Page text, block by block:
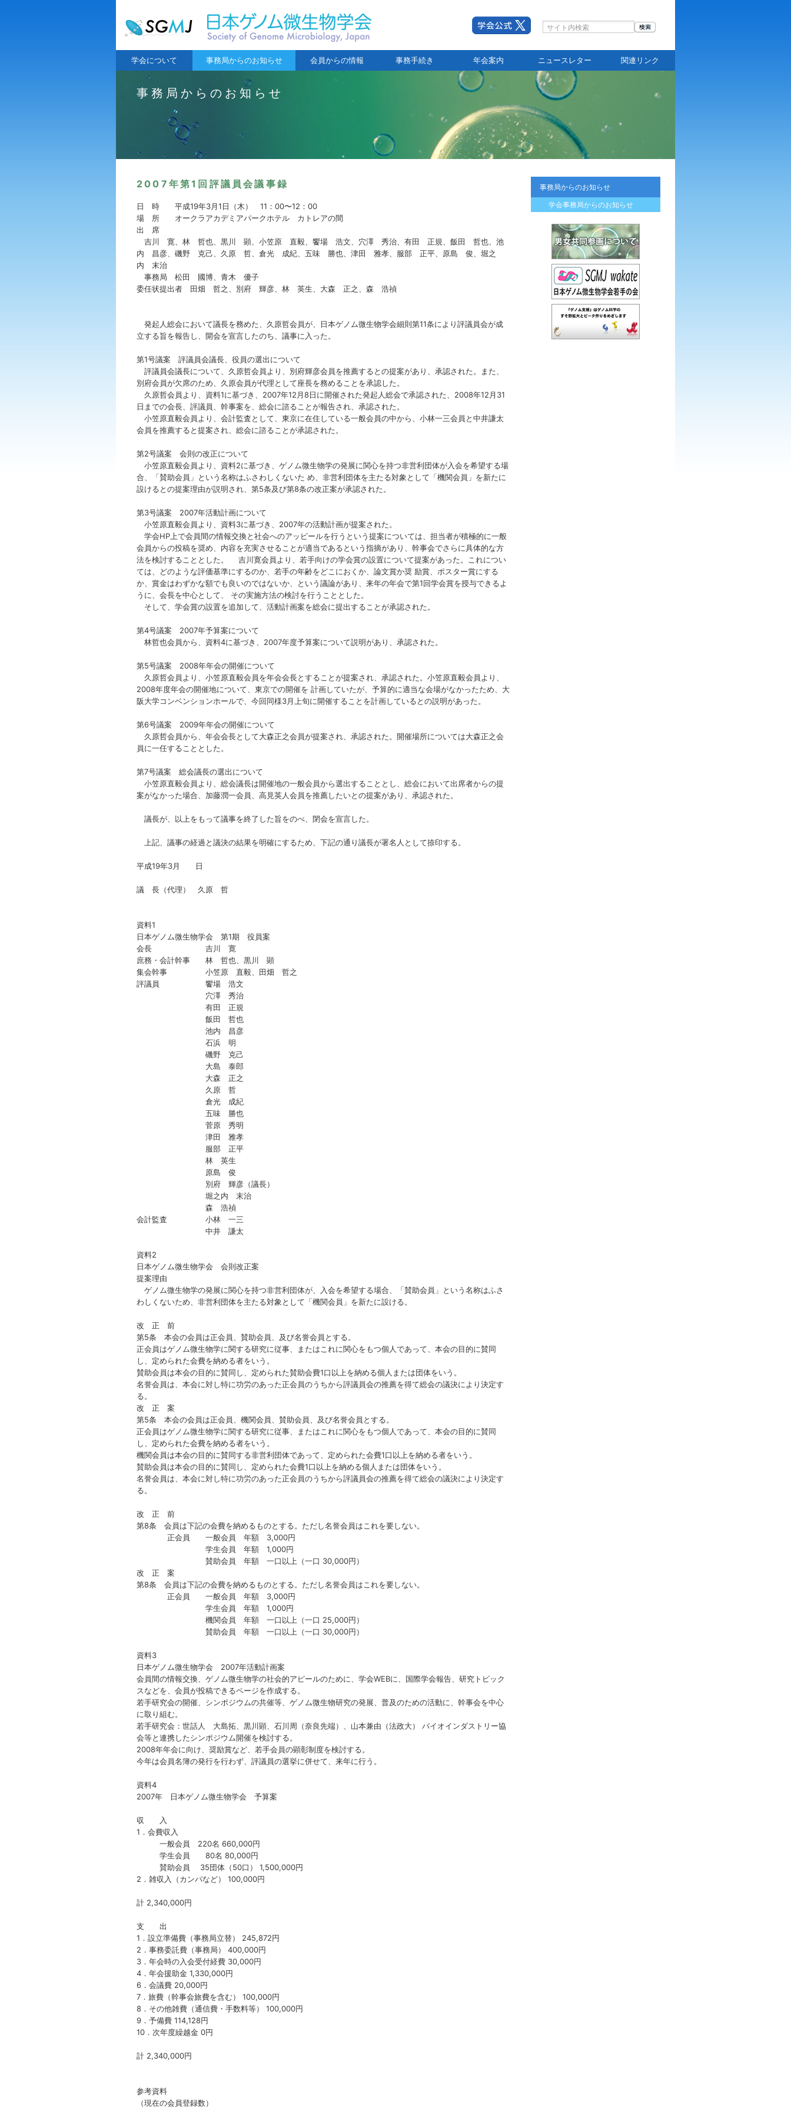
学会について 事務局からのお知らせ 会員からの情報 事務手続き 年会案内 ニュースレター 関連リンク
事務局からのお知らせ
事務局からのお知らせ
学会事務局からのお知らせ
2007年第1回評議員会議事録
日 時 平成19年3月1日（木） 11：00〜12：00
場 所 オークラアカデミアパークホテル カトレアの間
出 席
吉川 寛、林 哲也、黒川 顕、小笠原 直毅、饗場 浩文、穴澤 秀治、有田 正規、飯田 哲也、池
内 昌彦、磯野 克己、久原 哲、倉光 成紀、五味 勝也、津田 雅孝、服部 正平、原島 俊、堀之
内 末治
事務局 松田 國博、青木 優子
委任状提出者 田畑 哲之、別府 輝彦、林 英生、大森 正之、森 浩禎
発起人総会において議長を務めた、久原哲会員が、日本ゲノム微生物学会細則第11条により評議員会が成
立する旨を報告し、開会を宣言したのち、議事に入った。
第1号議案 評議員会議長、役員の選出について
評議員会議長について、久原哲会員より、別府輝彦会員を推薦するとの提案があり、承認された。また、
別府会員が欠席のため、久原会員が代理として座長を務めることを承認した。
久原哲会員より、資料1に基づき、2007年12月8日に開催された発起人総会で承認された、2008年12月31
日までの会長、評議員、幹事案を、総会に諮ることが報告され、承認された。
小笠原直毅会員より、会計監査として、東京に在住している一般会員の中から、小林一三会員と中井謙太
会員を推薦すると提案され、総会に諮ることが承認された。
第2号議案 会則の改正について
小笠原直毅会員より、資料2に基づき、ゲノム微生物学の発展に関心を持つ非営利団体が入会を希望する場
合、「賛助会員」という名称はふさわしくないた め、非営利団体を主たる対象として「機関会員」を新たに
設けるとの提案理由が説明され、第5条及び第8条の改正案が承認された。
第3号議案 2007年活動計画について
小笠原直毅会員より、資料3に基づき、2007年の活動計画が提案された。
学会HP上で会員間の情報交換と社会へのアッピールを行うという提案については、担当者が積極的に一般
会員からの投稿を奨め、内容を充実させることが適当であるという指摘があり、幹事会でさらに具体的な方
法を検討することとした。 吉川寛会員より、若手向けの学会賞の設置について提案があった。これについ
ては、どのような評価基準にするのか、若手の年齢をどこにおくか、論文賞か奨 励賞、ポスター賞にする
か、賞金はわずかな額でも良いのではないか、という議論があり、来年の年会で第1回学会賞を授与できるよ
うに、会長を中心として、 その実施方法の検討を行うこととした。
そして、学会賞の設置を追加して、活動計画案を総会に提出することが承認された。
第4号議案 2007年予算案について
林哲也会員から、資料4に基づき、2007年度予算案について説明があり、承認された。
第5号議案 2008年年会の開催について
久原哲会員より、小笠原直毅会員を年会会長とすることが提案され、承認された。小笠原直毅会員より、
2008年度年会の開催地について、東京での開催を 計画していたが、予算的に適当な会場がなかったため、大
阪大学コンベンションホールで、今回同様3月上旬に開催することを計画しているとの説明があった。
第6号議案 2009年年会の開催について
久原哲会員から、年会会長として大森正之会員が提案され、承認された。開催場所については大森正之会
員に一任することとした。
第7号議案 総会議長の選出について
小笠原直毅会員より、総会議長は開催地の一般会員から選出することとし、総会において出席者からの提
案がなかった場合、加藤潤一会員、高見英人会員を推薦したいとの提案があり、承認された。
議長が、以上をもって議事を終了した旨をのべ、閉会を宣言した。
上記、議事の経過と議決の結果を明確にするため、下記の通り議長が署名人として捺印する。
平成19年3月 日
議 長（代理） 久原 哲
資料1
日本ゲノム微生物学会 第1期 役員案
会長 吉川 寛
庶務・会計幹事 林 哲也、黒川 顕
集会幹事 小笠原 直毅、田畑 哲之
評議員 饗場 浩文
穴澤 秀治
有田 正規
飯田 哲也
池内 昌彦
石浜 明
磯野 克己
大島 泰郎
大森 正之
久原 哲
倉光 成紀
五味 勝也
菅原 秀明
津田 雅孝
服部 正平
林 英生
原島 俊
別府 輝彦（議長）
堀之内 末治
森 浩禎
会計監査 小林 一三
中井 謙太
資料2
日本ゲノム微生物学会 会則改正案
提案理由
ゲノム微生物学の発展に関心を持つ非営利団体が、入会を希望する場合、「賛助会員」という名称はふさ
わしくないため、非営利団体を主たる対象として「機関会員」を新たに設ける。
改 正 前
第5条 本会の会員は正会員、賛助会員、及び名誉会員とする。
正会員はゲノム微生物学に関する研究に従事、またはこれに関心をもつ個人であって、本会の目的に賛同
し、定められた会費を納める者をいう。
賛助会員は本会の目的に賛同し、定められた賛助会費1口以上を納める個人または団体をいう。
名誉会員は、本会に対し特に功労のあった正会員のうちから評議員会の推薦を得て総会の議決により決定す
る。
改 正 案
第5条 本会の会員は正会員、機関会員、賛助会員、及び名誉会員とする。
正会員はゲノム微生物学に関する研究に従事、またはこれに関心をもつ個人であって、本会の目的に賛同
し、定められた会費を納める者をいう。
機関会員は本会の目的に賛同する非営利団体であって、定められた会費1口以上を納める者をいう。
賛助会員は本会の目的に賛同し、定められた会費1口以上を納める個人または団体をいう。
名誉会員は、本会に対し特に功労のあった正会員のうちから評議員会の推薦を得て総会の議決により決定す
る。
改 正 前
第8条 会員は下記の会費を納めるものとする。ただし名誉会員はこれを要しない。
正会員 一般会員 年額 3,000円
学生会員 年額 1,000円
賛助会員 年額 一口以上（一口 30,000円）
改 正 案
第8条 会員は下記の会費を納めるものとする。ただし名誉会員はこれを要しない。
正会員 一般会員 年額 3,000円
学生会員 年額 1,000円
機関会員 年額 一口以上（一口 25,000円）
賛助会員 年額 一口以上（一口 30,000円）
資料3
日本ゲノム微生物学会 2007年活動計画案
会員間の情報交換、ゲノム微生物学の社会的アピールのために、学会WEBに、国際学会報告、研究トピック
スなどを、会員が投稿できるページを作成する。
若手研究会の開催、シンポジウムの共催等、ゲノム微生物研究の発展、普及のための活動に、幹事会を中心
に取り組む。
若手研究会：世話人 大島拓、黒川顕、石川周（奈良先端）、山本兼由（法政大） バイオインダストリー協
会等と連携したシンポジウム開催を検討する。
2008年年会に向け、奨励賞など、若手会員の顕彰制度を検討する。
今年は会員名簿の発行を行わず、評議員の選挙に併せて、来年に行う。
資料4
2007年 日本ゲノム微生物学会 予算案
収 入
1．会費収入
一般会員 220名 660,000円
学生会員 80名 80,000円
賛助会員 35団体（50口） 1,500,000円
2．雑収入（カンパなど） 100,000円
計 2,340,000円
支 出
1．設立準備費（事務局立替） 245,872円
2．事務委託費（事務局） 400,000円
3．年会時の入会受付経費 30,000円
4．年会援助金 1,330,000円
6．会議費 20,000円
7．旅費（幹事会旅費を含む） 100,000円
8．その他雑費（通信費・手数料等） 100,000円
9．予備費 114,128円
10．次年度繰越金 0円
計 2,340,000円
参考資料
（現在の会員登録数）